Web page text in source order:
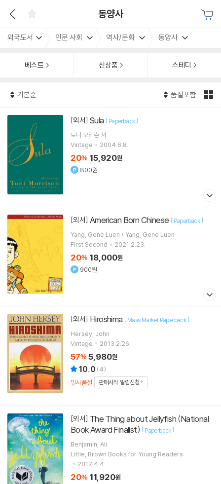
동양사
외국도서 인문 사회 역사/문화 동양사
베스트 신상품 스테디
기본순 품절포함
[외서] Sula [ Paperback]
토니 모리슨저
Vintage
2004.6.8.
20% 15,920원
800원
[외서] American Born Chinese [ Paperback]
Yang, Gene Luen / Yang, Gene Luen
First Second
2021.2.23.
20% 18,000원
900원
[외서] Hiroshima [ Mass Market Paperback]
Hersey, John
Vintage
2013.2.26.
57% 5,980원
10.0 (4)
일시품절
판매시작 알림신청
[외서]
Book Award Finalist) [ Paperback]
Benjamin, Ali
Little, Brown Books for Young Readers
2017.4.4.
20% 11,920원